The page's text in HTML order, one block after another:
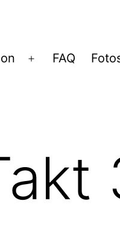
Menü
FAQ